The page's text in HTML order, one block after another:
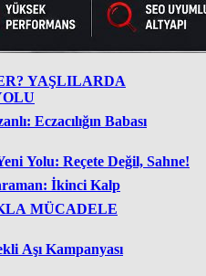
YAŞLILARDA
Eczacılığın Babası
Yolu: Reçete Değil, Sahne!
İkinci Kalp
MÜCADELE
Aşı Kampanyası